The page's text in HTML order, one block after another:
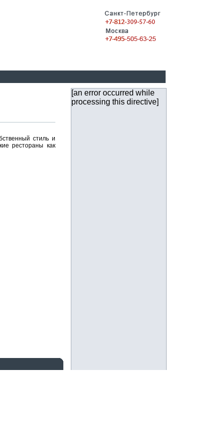
стиль и
рестораны как
[an error occurred while
processing this directive]